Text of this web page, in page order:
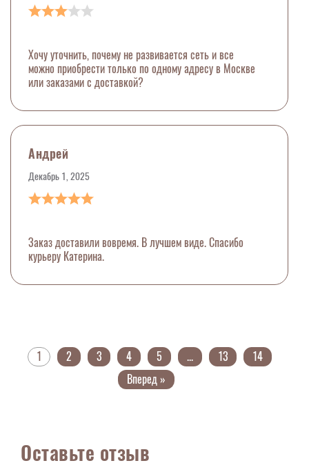
Хочу уточнить, почему не развивается сеть и все
можно приобрести только по одному адресу в Москве
или заказами с доставкой?
Андрей
Декабрь 1, 2025
Заказ доставили вовремя. В лучшем виде. Спасибо
курьеру Катерина.
1 2 3 4 5 ... 13
14
Вперед »
Оставьте отзыв